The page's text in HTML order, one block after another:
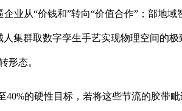
业从“价钱和”转向“价值合作”；部地
集群取数字孪生手艺实现物理空间的
形态。
的硬性目标，若将这些节流的胶带